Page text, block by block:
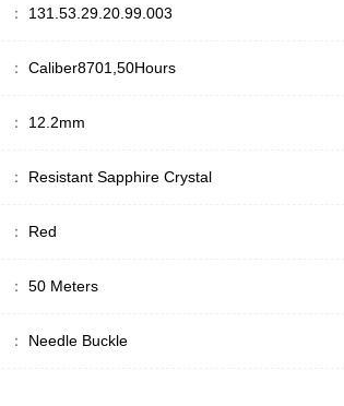
： 131.53.29.20.99.003
： Caliber8701,50Hours
： 12.2mm
： Resistant Sapphire Crystal
： Red
： 50 Meters
： Needle Buckle